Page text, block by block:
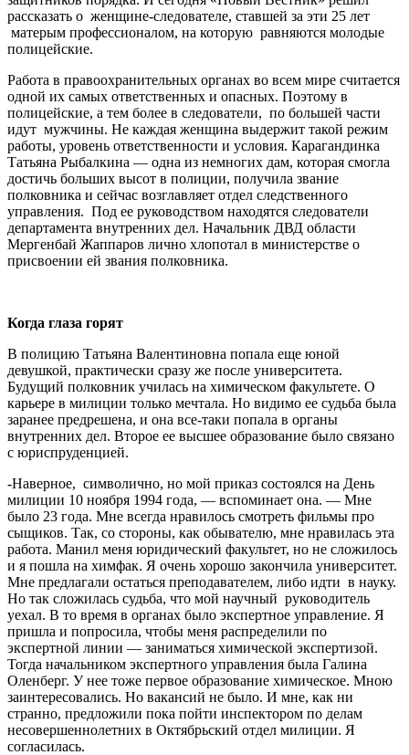
рассказать о женщине-следователе, ставшей за эти 25 лет
матерым профессионалом, на которую равняются молодые
полицейские.
Работа в правоохранительных органах во всем мире считается
одной их самых ответственных и опасных. Поэтому в
полицейские, а тем более в следователи, по большей части
идут мужчины. Не каждая женщина выдержит такой режим
работы, уровень ответственности и условия. Карагандинка
Татьяна Рыбалкина — одна из немногих дам, которая смогла
достичь больших высот в полиции, получила звание
полковника и сейчас возглавляет отдел следственного
управления. Под ее руководством находятся следователи
департамента внутренних дел. Начальник ДВД области
Мергенбай Жаппаров лично хлопотал в министерстве о
присвоении ей звания полковника.
Когда глаза горят
В полицию Татьяна Валентиновна попала еще юной
девушкой, практически сразу же после университета.
Будущий полковник училась на химическом факультете. О
карьере в милиции только мечтала. Но видимо ее судьба была
заранее предрешена, и она все-таки попала в органы
внутренних дел. Второе ее высшее образование было связано
с юриспруденцией.
-Наверное, символично, но мой приказ состоялся на День
милиции 10 ноября 1994 года, — вспоминает она. — Мне
было 23 года. Мне всегда нравилось смотреть фильмы про
сыщиков. Так, со стороны, как обывателю, мне нравилась эта
работа. Манил меня юридический факультет, но не сложилось
и я пошла на химфак. Я очень хорошо закончила университет.
Мне предлагали остаться преподавателем, либо идти в науку.
Но так сложилась судьба, что мой научный руководитель
уехал. В то время в органах было экспертное управление. Я
пришла и попросила, чтобы меня распределили по
экспертной линии — заниматься химической экспертизой.
Тогда начальником экспертного управления была Галина
Оленберг. У нее тоже первое образование химическое. Мною
заинтересовались. Но вакансий не было. И мне, как ни
странно, предложили пока пойти инспектором по делам
несовершеннолетних в Октябрьский отдел милиции. Я
согласилась.